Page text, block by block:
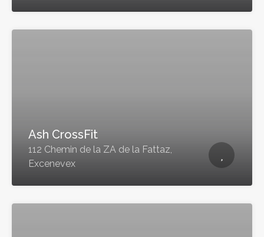
Ash CrossFit
112 Chemin de la ZA de la Fattaz,
Excenevex